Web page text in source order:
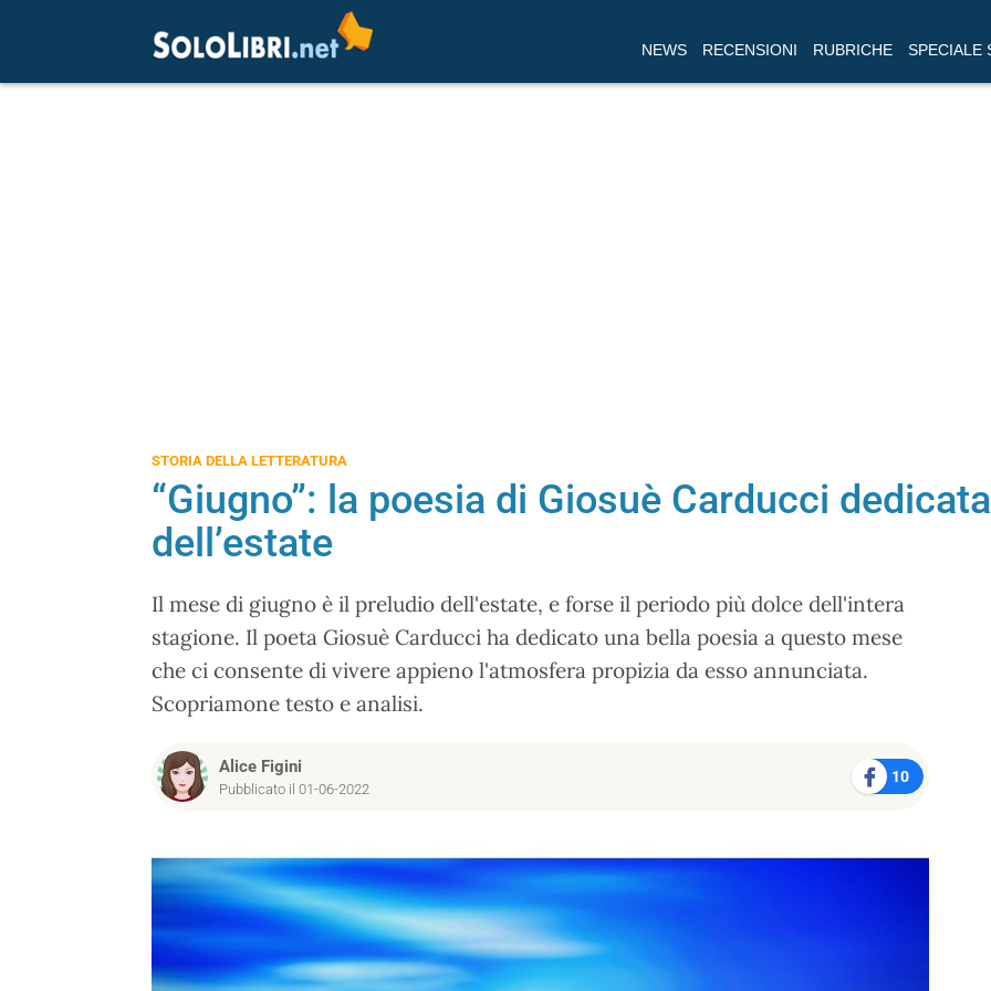
NEWS RECENSIONI RUBRICHE SPECIALE
STORIA DELLA LETTERATURA
“Giugno”: la poesia di Giosuè Carducci
dell’estate
Il mese di giugno è il preludio dell'estate, e forse il periodo più dolce dell'intera
stagione. Il poeta Giosuè Carducci ha dedicato una bella poesia a questo mese
che ci consente di vivere appieno l'atmosfera propizia da esso annunciata.
Scopriamone testo e analisi.
Alice Figini
Pubblicato il 01-06-2022
10